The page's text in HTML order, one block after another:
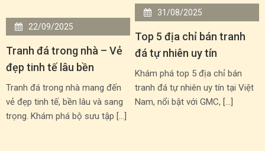
22/09/2025
Tranh đá trong nhà – Vẻ
đẹp tinh tế lâu bền
Tranh đá trong nhà mang đến
vẻ đẹp tinh tế, bền lâu và sang
trọng. Khám phá bộ sưu tập […]
31/08/2025
Top 5 địa chỉ bán tranh
đá tự nhiên uy tín
Khám phá top 5 địa chỉ bán
tranh đá tự nhiên uy tín tại Việt
Nam, nổi bật với GMC, […]